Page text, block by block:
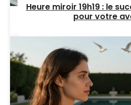
Heure miroir 19h19 : le
pour votre